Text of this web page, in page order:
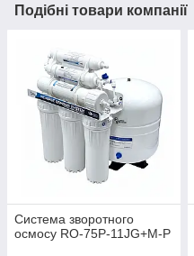
Подібні товари компанії
Система зворотного
осмосу RO-75P-11JG+М-P